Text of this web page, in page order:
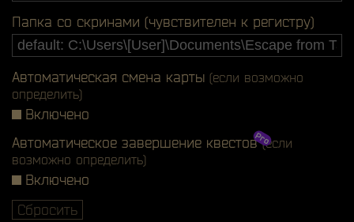
Папка со скринами (чувствителен к регистру)
Автоматическая смена карты (если возможно
определить)
Включено
Автоматическое завершение квестов(если
возможно определить)
Включено
Сбросить